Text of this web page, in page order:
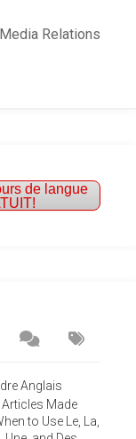
Media Relations
de langue
Anglais
Made
to Use Le, La,